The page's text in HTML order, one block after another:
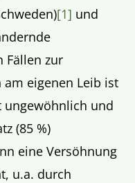
[1] und
Fällen zur
eigenen Leib ist
ungewöhnlich und
(85 %)
eine Versöhnung
u.a. durch